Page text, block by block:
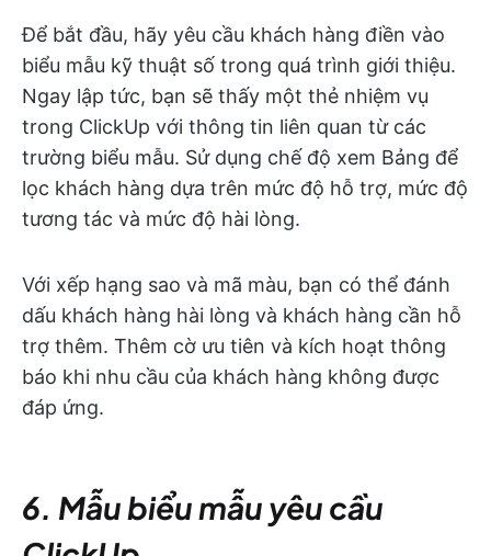
Để bắt đầu, hãy yêu cầu khách hàng điền vào
biểu mẫu kỹ thuật số trong quá trình giới thiệu.
Ngay lập tức, bạn sẽ thấy một thẻ nhiệm vụ
trong ClickUp với thông tin liên quan từ các
trường biểu mẫu. Sử dụng chế độ xem Bảng để
lọc khách hàng dựa trên mức độ hỗ trợ, mức độ
tương tác và mức độ hài lòng.
Với xếp hạng sao và mã màu, bạn có thể đánh
dấu khách hàng hài lòng và khách hàng cần hỗ
trợ thêm. Thêm cờ ưu tiên và kích hoạt thông
báo khi nhu cầu của khách hàng không được
đáp ứng.
6. Mẫu biểu mẫu yêu cầu